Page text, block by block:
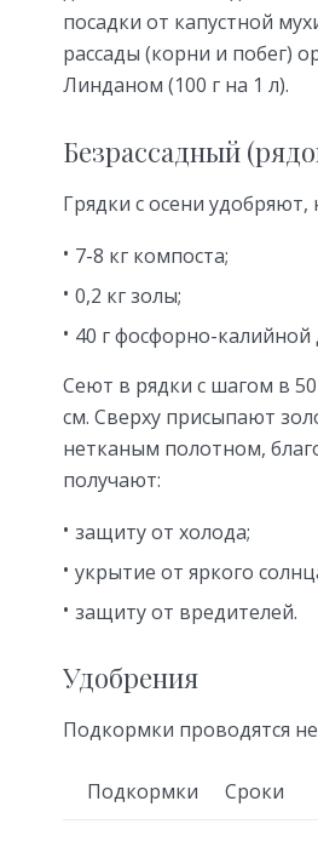
посадки от капустной
рассады (корни и побег)
Линданом (100 г на 1 л).
Безрассадный
Грядки с осени удобряют,
7-8 кг компоста;
0,2 кг золы;
40 г фосфорно-калийной
Сеют в рядки с шагом в 50
см. Сверху присыпают
нетканым полотном,
получают:
защиту от холода;
укрытие от яркого
защиту от вредителей.
Удобрения
Подкормки проводятся
Подкормки Сроки